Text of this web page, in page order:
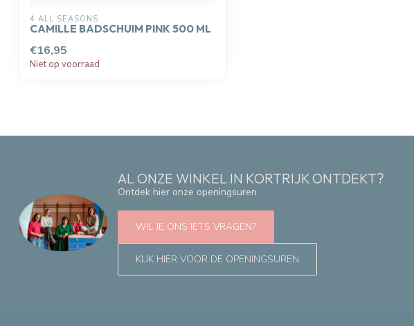
4 ALL SEASONS
CAMILLE BADSCHUIM PINK 500 ML
€16,95
Niet op voorraad
AL ONZE WINKEL IN KORTRIJK ONTDEKT?
Ontdek hier onze openingsuren
WIL JE ONS IETS VRAGEN?
KLIK HIER VOOR DE OPENINGSUREN